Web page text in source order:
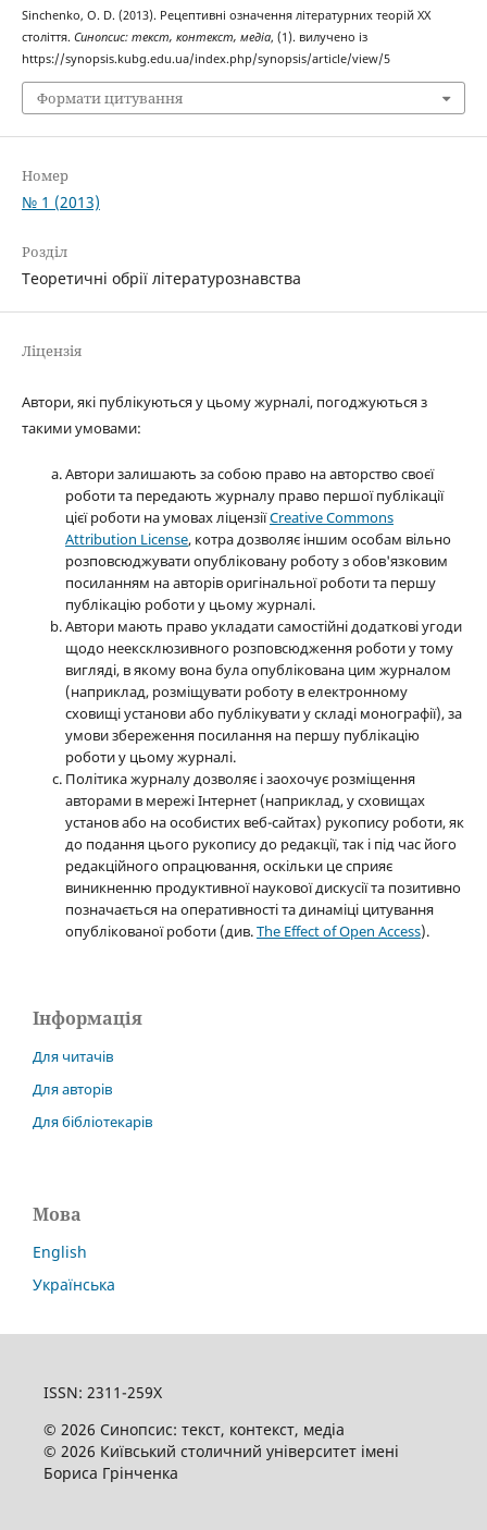
Sinchenko, O. D. (2013). Рецептивні означення літературних теорій ХХ
століття. Синопсис: текст, контекст, медіа, (1). вилучено із
https://synopsis.kubg.edu.ua/index.php/synopsis/article/view/5
Формати цитування
Номер
№ 1 (2013)
Розділ
Теоретичні обрії літературознавства
Ліцензія
Автори, які публікуються у цьому журналі, погоджуються з
такими умовами:
Автори залишають за собою право на авторство своєї
роботи та передають журналу право першої публікації
цієї роботи на умовах ліцензіїCreative Commons
Attribution License, котра дозволяє іншим особам вільно
розповсюджувати опубліковану роботу з обов'язковим
посиланням на авторів оригінальної роботи та першу
публікацію роботи у цьому журналі.
Автори мають право укладати самостійні додаткові угоди
щодо неексклюзивного розповсюдження роботи у тому
вигляді, в якому вона була опублікована цим журналом
(наприклад, розміщувати роботу в електронному
сховищі установи або публікувати у складі монографії), за
умови збереження посилання на першу публікацію
роботи у цьому журналі.
Політика журналу дозволяє і заохочує розміщення
авторами в мережі Інтернет (наприклад, у сховищах
установ або на особистих веб-сайтах) рукопису роботи, як
до подання цього рукопису до редакції, так і під час його
редакційного опрацювання, оскільки це сприяє
виникненню продуктивної наукової дискусії та позитивно
позначається на оперативності та динаміці цитування
опублікованої роботи (див.The Effect of Open Access).
Інформація
Для читачів
Для авторів
Для бібліотекарів
Мова
English
Українська
ISSN: 2311-259X
© 2026 Синопсис: текст, контекст, медіа
© 2026 Київський столичний університет імені
Бориса Грінченка